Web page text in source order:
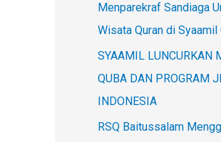
Menparekraf Sandiaga
Wisata Quran di Syaamil
SYAAMIL LUNCURKAN
QUBA DAN PROGRAM
INDONESIA
RSQ Baitussalam